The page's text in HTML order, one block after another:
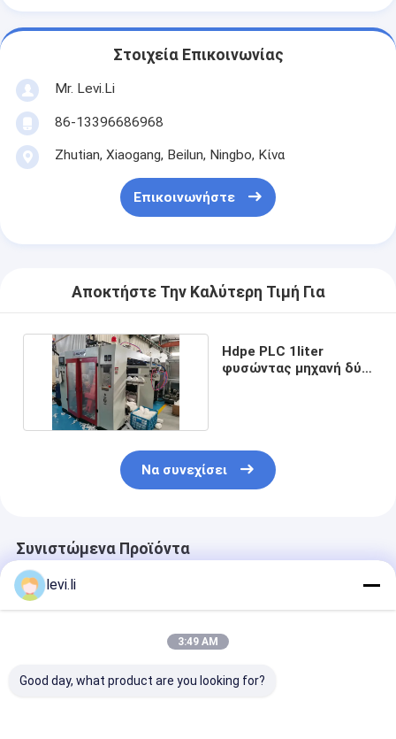
Στοιχεία Επικοινωνίας
Mr. Levi.Li
86-13396686968
Zhutian, Xiaogang, Beilun, Ningbo, Κίνα
Επικοινωνήστε
Αποκτήστε Την Καλύτερη Τιμή Για
Hdpe PLC 1liter
φυσώντας μηχανή δύο
Να συνεχίσει
Συνιστώμενα Προϊόντα
levi.li
3:49 AM
Good day, what product are you looking for?